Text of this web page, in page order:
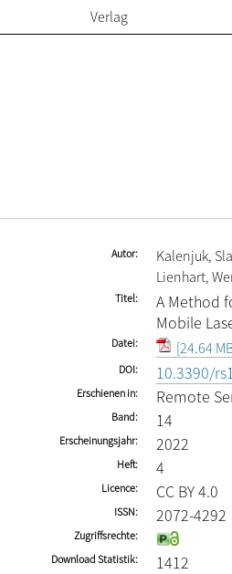
Verlag
Autor
Kalenjuk,
Lienhart,
Titel
A Method
Mobile
Datei [24.64
DOI 10.3390/
Erschienen in Remote
Band 14
Erscheinungsjahr 2022
Heft 4
Licence CC BY 4.0
ISSN 2072-4292
Zugriffsrechte
Download Statistik
1412